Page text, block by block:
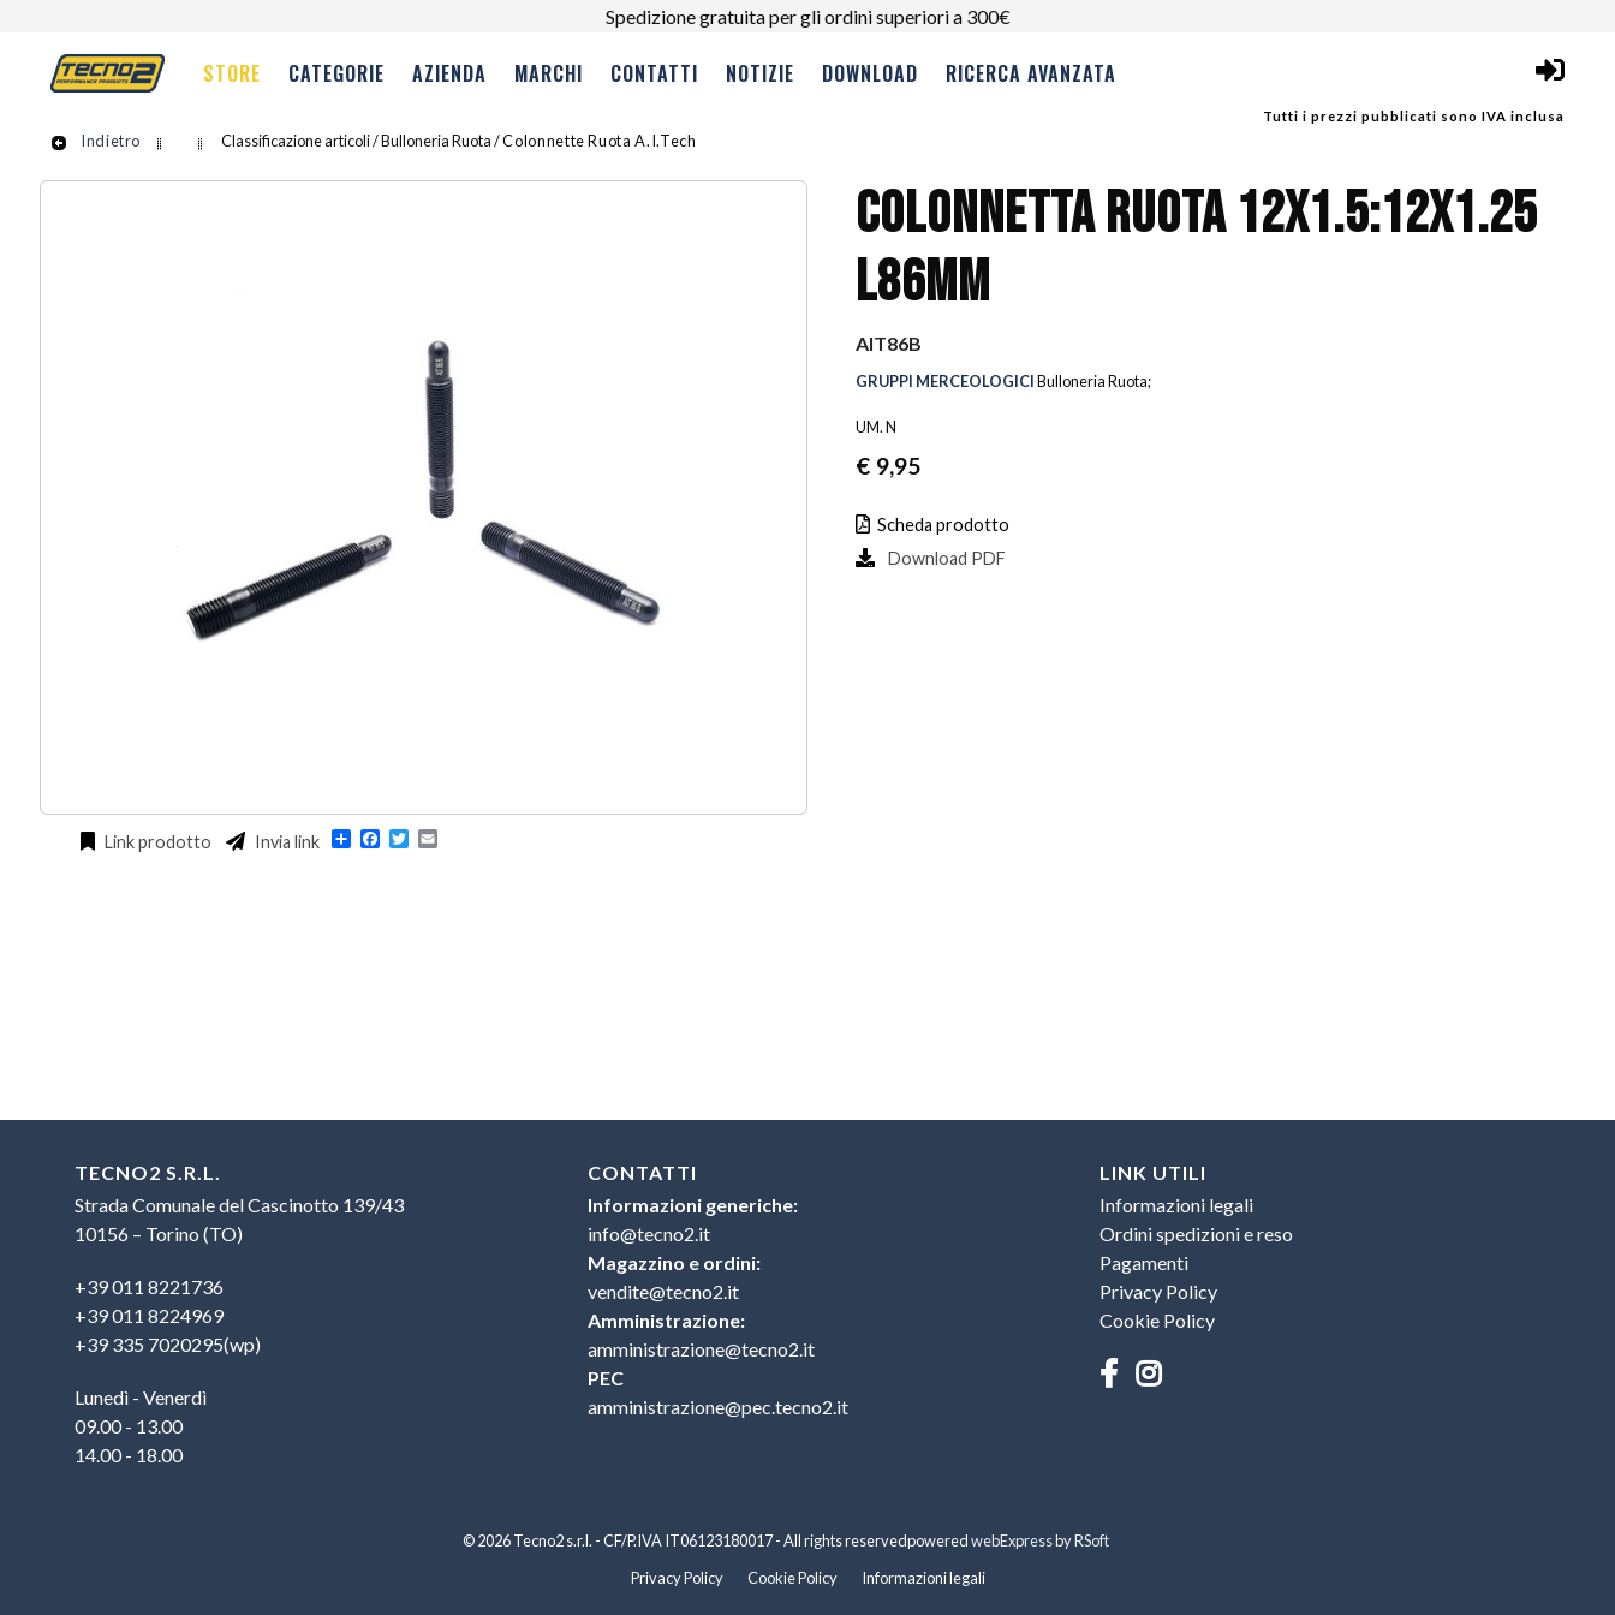
Spedizione gratuita per gli ordini superiori a 300€
Tutti i prezzi pubblicati sono IVA inclusa
STORE CATEGORIE AZIENDA MARCHI CONTATTI NOTIZIE DOWNLOAD RICERCA AVANZATA
Indietro Classificazione articoli / Bulloneria Ruota /Colonnette Ruota A.I.Tech
COLONNETTA RUOTA 12X1.5:12X1.25
L86MM
AIT86B
GRUPPI MERCEOLOGICIBulloneria Ruota
UM. N
Scheda prodotto
Download PDF
€ 9,95
Link prodotto Invia link Condividi
Facebook
Twitter
Email
TECNO2 S.R.L.
Strada Comunale del Cascinotto 139/43
10156 – Torino (TO)
+39 011 8221736
+39 011 8224969
+39 335 7020295(wp)
Lunedì - Venerdì
09.00 - 13.00
14.00 - 18.00
CONTATTI
Informazioni generiche:
info@tecno2.it
Magazzino e ordini:
vendite@tecno2.it
Amministrazione:
amministrazione@tecno2.it
PEC
amministrazione@pec.tecno2.it
LINK UTILI
Informazioni legali
Ordini spedizioni e reso
Pagamenti
Privacy Policy
Cookie Policy
Privacy Policy Cookie Policy Informazioni legali
© 2026 Tecno2 s.r.l. - CF/P.IVA IT06123180017 - All rights reservedpoweredwebExpressbyRSoft